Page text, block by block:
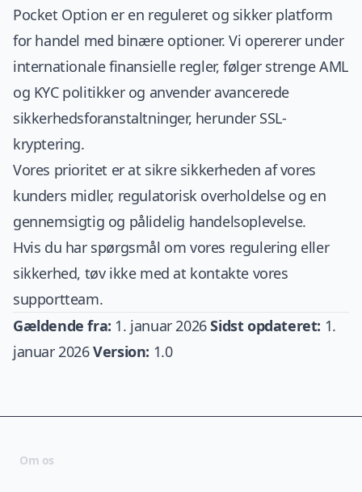
Pocket Option er en reguleret og sikker platform
for handel med binære optioner. Vi opererer under
internationale finansielle regler, følger strenge AML
og KYC politikker og anvender avancerede
sikkerhedsforanstaltninger, herunder SSL-
kryptering.
Vores prioritet er at sikre sikkerheden af vores
kunders midler, regulatorisk overholdelse og en
gennemsigtig og pålidelig handelsoplevelse.
Hvis du har spørgsmål om vores regulering eller
sikkerhed, tøv ikke med at kontakte vores
supportteam.
Gældende fra: 1. januar 2026Sidst opdateret: 1.
januar 2026Version: 1.0
Om os